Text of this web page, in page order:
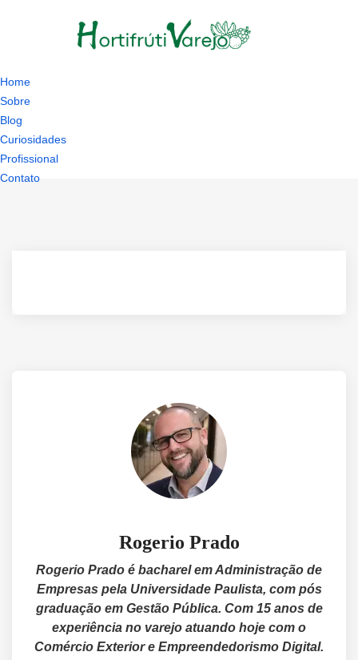
Home
Sobre
Blog
Curiosidades
Profissional
Contato
Rogerio Prado
Rogerio Prado é bacharel em Administração de
Empresas pela Universidade Paulista, com pós
graduação em Gestão Pública. Com 15 anos de
experiência no varejo atuando hoje com o
Comércio Exterior e Empreendedorismo Digital.